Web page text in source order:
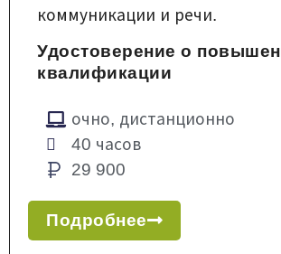
коммуникации и речи.
Удостоверение о
квалификации
очно, дистанционно
40 часов
29 900
Подробнее